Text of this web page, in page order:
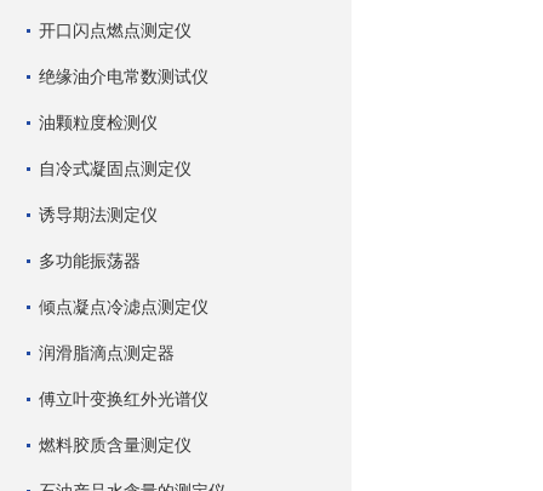
开口闪点燃点测定仪
绝缘油介电常数测试仪
油颗粒度检测仪
自冷式凝固点测定仪
诱导期法测定仪
多功能振荡器
倾点凝点冷滤点测定仪
润滑脂滴点测定器
傅立叶变换红外光谱仪
燃料胶质含量测定仪